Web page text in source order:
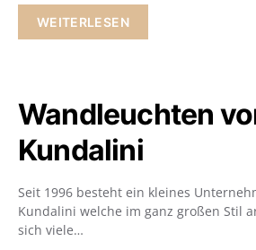
WEITERLESEN
Wandleuchten
Kundalini
Seit 1996 besteht ein kleines
Kundalini welche im ganz großen Stil
sich viele…